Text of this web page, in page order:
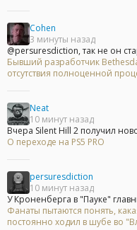
Cohen
3 минуты назад
@persuresdiction, так не он
Бывший разработчик
отсутствия полноценной
Neat
10 минут назад
Вчера Silent Hill 2 получил
О переходе на PS5 PRO
persuresdiction
10 минут назад
У Кроненберга в "Пауке"
Фанаты пытаются понять,
постоянно ходил в шубе во